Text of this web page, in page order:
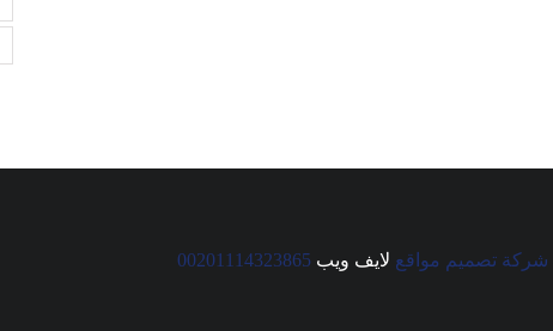
شركة تصميم مواقع لايف ويب 00201114323865